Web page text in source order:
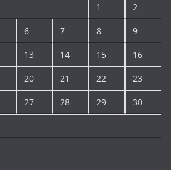
1 2
6 7 8 9
13 14 15 16
20 21 22 23
27 28 29 30